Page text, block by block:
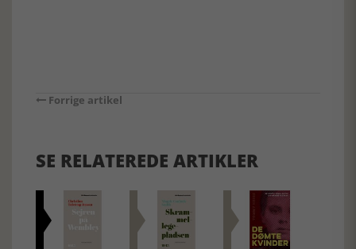
Forrige artikel
SE RELATEREDE ARTIKLER